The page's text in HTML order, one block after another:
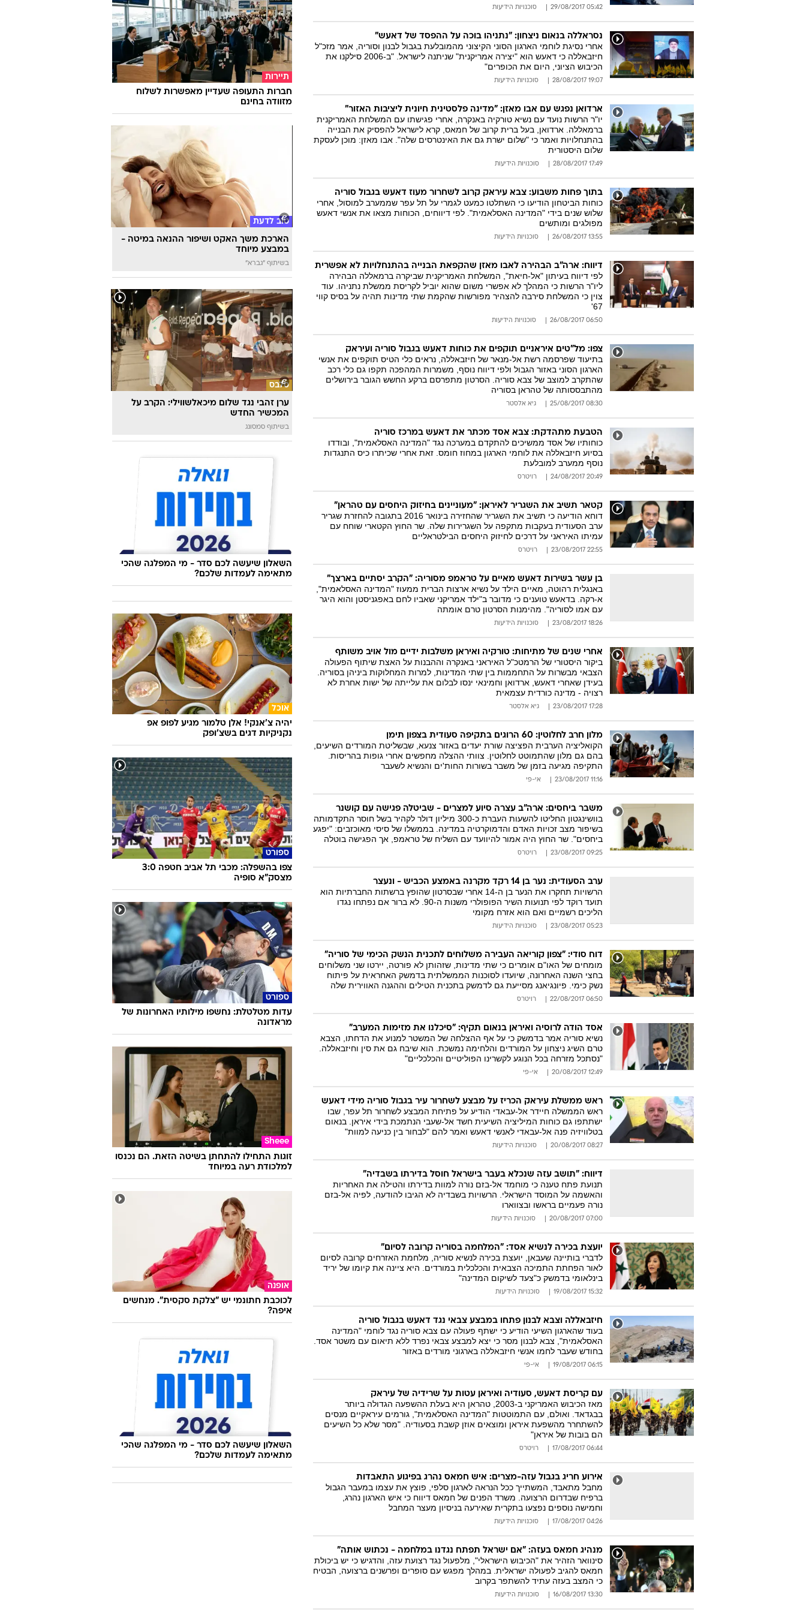
05:42 29/08/2017 סוכנויות הידיעות
נסראללה בנאום ניצחון: "נתניהו בוכה על ההפסד של דאעש"
אחרי נסיגת לוחמי הארגון הסוני הקיצוני מהמובלעת בגבול לבנון וסוריה, אמר מזכ"ל
חיזבאללה כי דאעש הוא "יצירה אמריקנית" שניתנה לישראל. "ב-2006 סילקנו את
הכיבוש הציוני, היום את הכופרים"
19:07 28/08/2017 סוכנויות הידיעות
ארדואן נפגש עם אבו מאזן: "מדינה פלסטינית חיונית ליציבות האזור"
יו"ר הרשות נועד עם נשיא טורקיה באנקרה, אחרי פגישתו עם המשלחת האמריקנית
ברמאללה. ארדואן, בעל ברית קרוב של חמאס, קרא לישראל להפסיק את הבנייה
בהתנחלויות ואמר כי "שלום ישרת גם את האינטרסים שלה". אבו מאזן: מוכן לעסקת
שלום היסטורית
17:49 28/08/2017 סוכנויות הידיעות
בתוך פחות משבוע: צבא עיראק קרוב לשחרור מעוז דאעש בגבול סוריה
כוחות הביטחון הודיעו כי השתלטו כמעט לגמרי על תל עפר שממערב למוסול, אחרי
שלוש שנים בידי "המדינה האסלאמית". לפי דיווחים, הכוחות מצאו את אנשי דאעש
מפולגים ומותשים
13:55 26/08/2017 סוכנויות הידיעות
דיווח: ארה"ב הבהירה לאבו מאזן שהקפאת הבנייה בהתנחלויות לא אפשרית
לפי דיווח בעיתון "אל-חיאת", המשלחת האמריקנית שביקרה ברמאללה הבהירה
ליו"ר הרשות כי המהלך לא אפשרי משום שהוא יוביל לקריסת ממשלת נתניהו. עוד
צוין כי המשלחת סירבה להצהיר מפורשות שהקמת שתי מדינות תהיה על בסיס קווי
67'
06:50 26/08/2017 סוכנויות הידיעות
צפו: מל"טים איראניים תוקפים את כוחות דאעש בגבול סוריה ועיראק
בתיעוד שפרסמה רשת אל-מנאר של חיזבאללה, נראים כלי הטיס תוקפים את אנשי
הארגון הסוני באזור הגבול ולפי דיווח נוסף, משמרות המהפכה תקפו גם כלי רכב
שהתקרב למוצב של צבא סוריה. הסרטון מתפרסם ברקע החשש הגובר בירושלים
מהתבססותה של טהראן בסוריה
08:30 25/08/2017 גיא אלסטר
הטבעת מתהדקת: צבא אסד מכתר את דאעש במרכז סוריה
כוחותיו של אסד ממשיכים להתקדם במערכה נגד "המדינה האסלאמית", ובודדו
בסיוע חיזבאללה את לוחמי הארגון במחוז חומס. זאת אחרי שכיתרו כיס התנגדות
נוסף ממערב למובלעת
20:49 24/08/2017 רויטרס
קטאר תשיב את השגריר לאיראן: "מעוניינים בחיזוק היחסים עם טהראן"
דוחא הודיעה כי תשיב את השגריר שהחזירה בינואר 2016 בתגובה להחזרת שגריר
ערב הסעודית בעקבות מתקפה על השגרירות שלה. שר החוץ הקטארי שוחח עם
עמיתו האיראני על דרכים לחיזוק היחסים הבילטראליים
22:55 23/08/2017 רויטרס
בן עשר בשירות דאעש מאיים על טראמפ מסוריה: "הקרב יסתיים בארצך"
באנגלית רהוטה, מאיים הילד על נשיא ארצות הברית ממעוז "המדינה האסלאמית",
א-רקה. בדאעש טוענים כי מדובר ב"ילד אמריקני שאביו לחם באפגניסטן והוא היגר
עם אמו לסוריה". מהימנות הסרטון טרם אומתה
18:26 23/08/2017 סוכנויות הידיעות
אחרי שנים של מתיחות: טורקיה ואיראן משלבות ידיים מול אויב משותף
ביקור היסטורי של הרמטכ"ל האיראני באנקרה וההבנות על האצת שיתוף הפעולה
הצבאי מבשרות על התחממות בין שתי המדינות, למרות המחלוקות ביניהן בסוריה.
בעידן שאחרי דאעש, ארדואן וחמינאי ינסו לבלום את עלייתה של ישות אחרת לא
רצויה - מדינה כורדית עצמאית
17:28 23/08/2017 גיא אלסטר
מלון חרב לחלוטין: 60 הרוגים בתקיפה סעודית בצפון תימן
הקואליציה הערבית הפציצה שורת יעדים באזור צנעא, שבשליטת המורדים השיעים,
בהם גם מלון שהתמוטט לחלוטין. צוותי ההצלה מחפשים אחרי גופות בהריסות.
התקיפה מגיעה בזמן של משבר בשורות החות'ים והנשיא לשעבר
11:16 23/08/2017 אי-פי
משבר ביחסים: ארה"ב עצרה סיוע למצרים - שביטלה פגישה עם קושנר
בוושינגטון החליטו להשעות העברת כ-300 מיליון דולר לקהיר בשל חוסר התקדמותה
בשיפור מצב זכויות האדם והדמוקרטיה במדינה. בממשלו של סיסי מאוכזבים: "יפגע
ביחסים". שר החוץ היה אמור להיוועד עם השליח של טראמפ, אך הפגישה בוטלה
09:25 23/08/2017 רויטרס
ערב הסעודית: נער בן 14 רקד מקרנה באמצע הכביש - ונעצר
הרשויות תחקרו את הנער בן ה-14 אחרי שבסרטון שהופץ ברשתות החברתיות הוא
תועד רוקד לפי תנועות השיר הפופולרי משנות ה-90. לא ברור אם נפתחו נגדו
הליכים רשמיים ואם הוא אזרח מקומי
05:23 23/08/2017 סוכנויות הידיעות
דוח סודי: "צפון קוריאה העבירה משלוחים לתכנית הנשק הכימי של סוריה"
מומחים של האו"ם אומרים כי שתי מדינות, שזהותן לא פורטה, יירטו שני משלוחים
בחצי השנה האחרונה, שיועדו לסוכנות הממשלתית בדמשק האחראית על פיתוח
נשק כימי. פיונגיאנג מסייעת גם לדמשק בתכנית הטילים וההגנה האווירית שלה
06:50 22/08/2017 רויטרס
אסד הודה לרוסיה ואיראן בנאום תקיף: "סיכלנו את מזימות המערב"
נשיא סוריה אמר בדמשק כי על אף ההצלחה של המשטר למנוע את הדחתו, הצבא
טרם השיג ניצחון על המורדים והלחימה נמשכת. הוא שיבח גם את סין וחיזבאללה.
"נסתכל מזרחה בכל הנוגע לקשרינו הפוליטיים והכלכליים"
12:49 20/08/2017 אי-פי
ראש ממשלת עיראק הכריז על מבצע לשחרור עיר בגבול סוריה מידי דאעש
ראש הממשלה חיידר אל-עבאדי הודיע על פתיחת המבצע לשחרור תל עפר, שבו
ישתתפו גם כוחות המיליציה השיעית חשד אל-שעבי הנתמכת בידי איראן. בנאום
בטלוויזיה פנה אל-עבאדי לאנשי דאעש ואמר להם "לבחור בין כניעה למוות"
08:27 20/08/2017 סוכנויות הידיעות
דיווח: "תושב עזה שנכלא בעבר בישראל חוסל בדירתו בשבדיה"
תנועת פתח טענה כי מוחמד אל-בזם נורה למוות בדירתו והטילה את האחריות
והאשמה על המוסד הישראלי. הרשויות בשבדיה לא הגיבו להודעה, לפיה אל-בזם
נורה פעמיים בראשו ובצווארו
07:00 20/08/2017 סוכנויות הידיעות
יועצת בכירה לנשיא אסד: "המלחמה בסוריה קרובה לסיום"
לדברי בותיינה שעבאן, יועצת בכירה לנשיא סוריה, מלחמת האזרחים קרובה לסיום
לאור הפחתת התמיכה הצבאית והכלכלית במורדים. היא ציינה את קיומו של יריד
בינלאומי בדמשק כ"צעד לשיקום המדינה"
15:32 19/08/2017 סוכנויות הידיעות
חיזבאללה וצבא לבנון פתחו במבצע צבאי נגד דאעש בגבול סוריה
בעוד שהארגון השיעי הודיע כי ישתף פעולה עם צבא סוריה נגד לוחמי "המדינה
האסלאמית", צבא לבנון מסר כי יצא למבצע צבאי נפרד ללא תיאום עם משטר אסד.
בחודש שעבר לחמו אנשי חיזבאללה בארגוני מורדים באזור
06:15 19/08/2017 אי-פי
עם קריסת דאעש, סעודיה ואיראן עטות על שרידיה של עיראק
מאז הכיבוש האמריקני ב-2003, טהראן היא בעלת ההשפעה הגדולה ביותר
בבגדאד. ואולם, עם התמוטטות "המדינה האסלאמית", גורמים עיראקיים מנסים
להשתחרר מהשפעת איראן ומוצאים אוזן קשבת בסעודיה. "מסר שלא כל השיעים
הם בובות של איראן"
06:44 17/08/2017 רויטרס
אירוע חריג בגבול עזה-מצרים: איש חמאס נהרג בפיגוע התאבדות
מחבל מתאבד, המשתייך ככל הנראה לארגון סלפי, פוצץ את עצמו במעבר הגבול
ברפיח שבדרום הרצועה. משרד הפנים של חמאס דיווח כי איש הארגון נהרג,
וחמישה נוספים נפצעו בתקרית שאירעה בניסיון מעצר המחבל
04:26 17/08/2017 סוכנויות הידיעות
מנהיג חמאס בעזה: "אם ישראל תפתח נגדנו במלחמה - נכתוש אותה"
סינוואר הזהיר את "הכיבוש הישראלי", מלפעול נגד רצועת עזה, והדגיש כי יש ביכולת
חמאס להגיב לפעולה ישראלית. במהלך מפגש עם סופרים ופרשנים ברצועה, הבטיח
כי המצב בעזה עתיד להשתפר בקרוב
13:30 16/08/2017 סוכנויות הידיעות
תיירות
חברות התעופה שעדיין מאפשרות לשלוח
מזוודה בחינם
טוב לדעת
הארכת משך האקט ושיפור ההנאה במיטה -
במבצע מיוחד
בשיתוף "גברא"
סלבס
ערן זהבי נגד שלום מיכאלשווילי: הקרב על
המכשיר החדש
בשיתוף סמסונג
השאלון שיעשה לכם סדר - מי המפלגה שהכי
מתאימה לעמדות שלכם?
אוכל
יהיה צ'אנקי! אלן טלמור מגיע לפופ אפ
נקניקיות דגים בשצ'ופק
ספורט
צפו בהשפלה: מכבי תל אביב חטפה 3:0
מצסק"א סופיה
ספורט
עדות מטלטלת: נחשפו מילותיו האחרונות של
מראדונה
Sheee
זוגות התחילו להתחתן בשיטה הזאת. הם נכנסו
למלכודת רעה במיוחד
אופנה
לכוכבת חתונמי יש "צלקת סקסית". מנחשים
איפה?
השאלון שיעשה לכם סדר - מי המפלגה שהכי
מתאימה לעמדות שלכם?